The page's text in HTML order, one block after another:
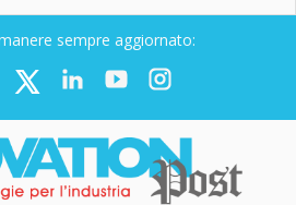
sempre aggiornato: